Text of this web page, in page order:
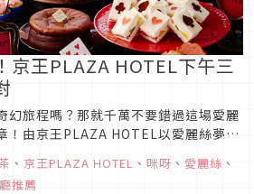
京王PLAZA HOTEL下午三
幻旅程嗎？那就千萬不要錯過這場愛麗
！由京王PLAZA HOTEL以愛麗絲夢遊
的甜點派對』將1月份限定的草苺餐點
大增加了豪華度與可看性！
、 京王PLAZA HOTEL 、 咪呀 、 愛麗絲 、
推薦